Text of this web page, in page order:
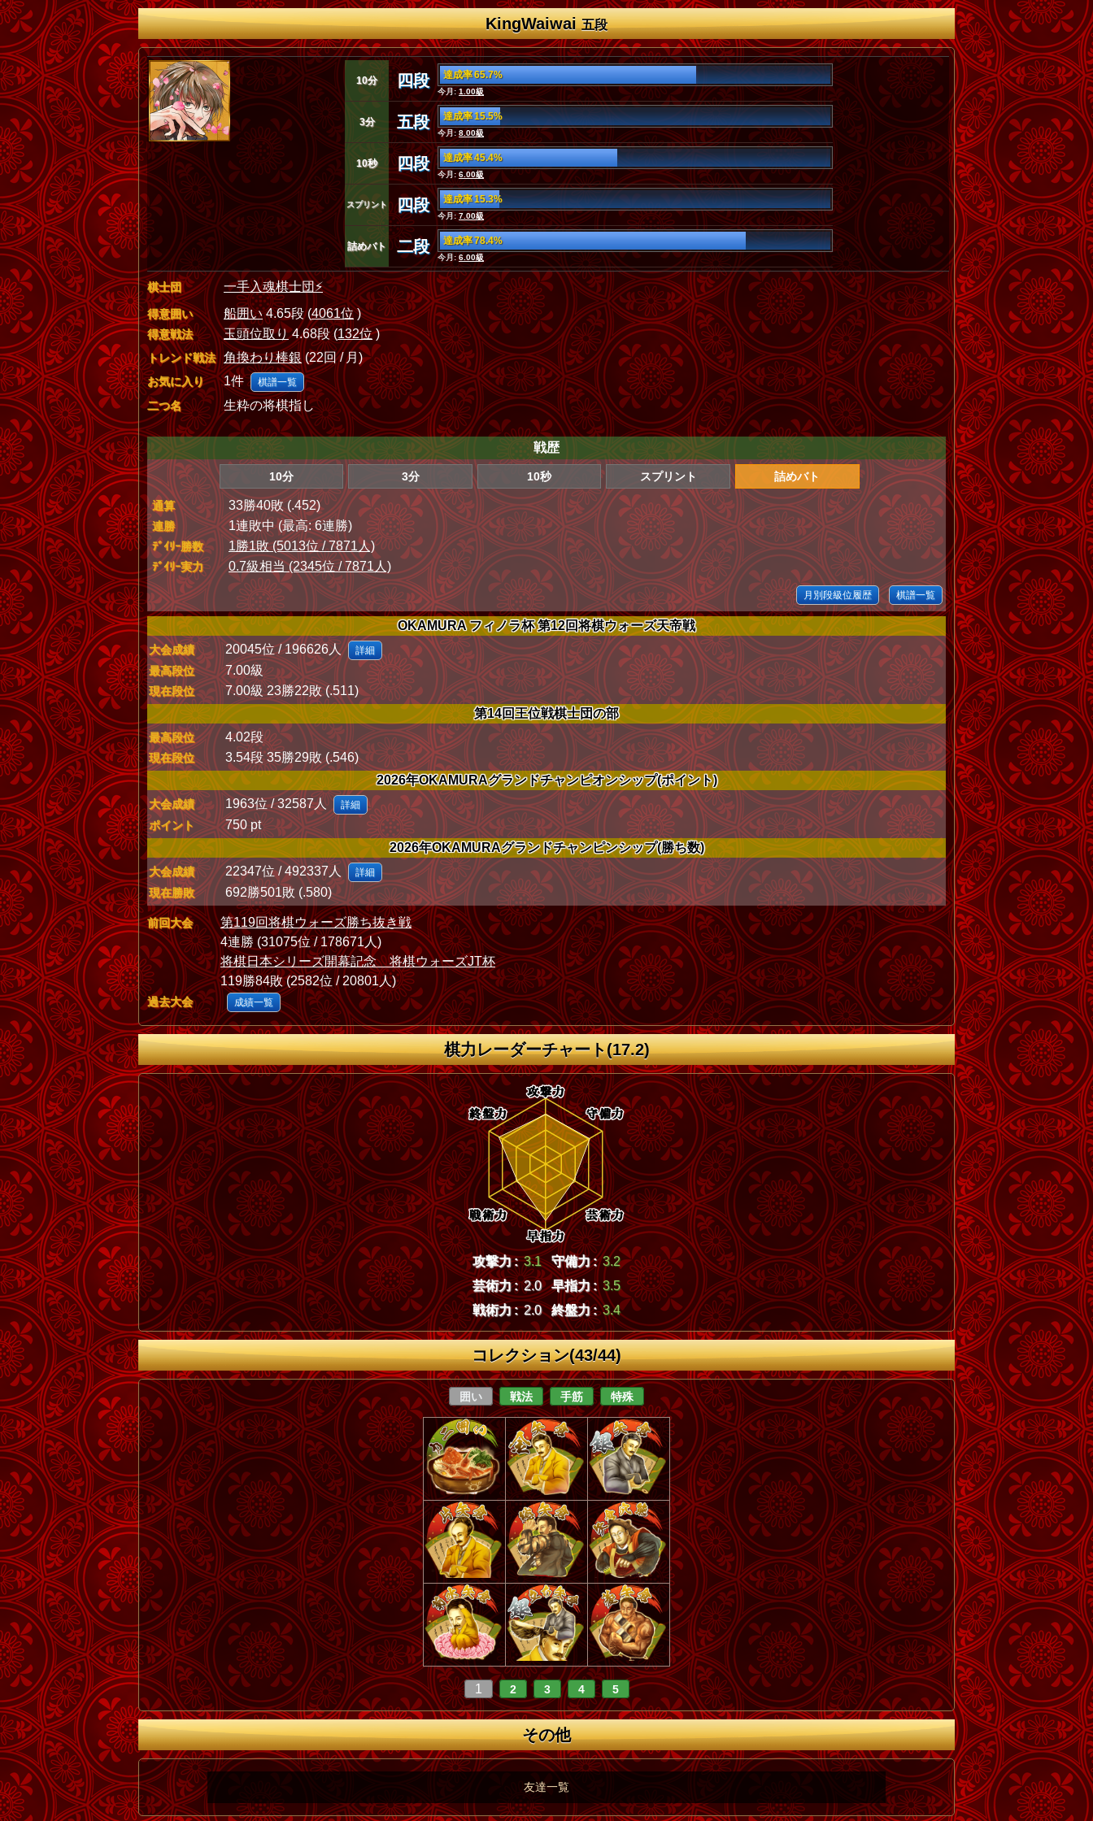
KingWaiwai五段
10分 四段 達成率 65.7%
今月:1.00級
3分 五段 達成率 15.5%
今月: 8.00級
10秒 四段 達成率 45.4%
今月:6.00級
スプリント 四段 達成率 15.3%
今月:7.00級
詰めバト 二段 達成率 78.4%
今月:6.00級
棋士団 一手入魂棋士団⚡️
得意囲い 船囲い4.65段 (4061位)
得意戦法 玉頭位取り4.68段 (132位)
トレンド戦法 角換わり棒銀 (22回 / 月)
お気に入り 1件 棋譜一覧
二つ名 生粋の将棋指し
戦歴
10分 3分 10秒 スプリント 詰めバト
通算 33勝40敗 (.452)
連勝 1連敗中 (最高: 6連勝)
ﾃﾞｲﾘｰ勝数 1勝1敗 (5013位 / 7871人)
ﾃﾞｲﾘｰ実力 0.7級相当 (2345位 / 7871人)
月別段級位履歴 棋譜一覧
OKAMURA フィノラ杯 第12回将棋ウォーズ天帝戦
大会成績 20045位 / 196626人 詳細
最高段位 7.00級
現在段位
7.00級 23勝22敗 (.511)
第14回王位戦棋士団の部
最高段位 4.02段
現在段位
3.54段 35勝29敗 (.546)
2026年OKAMURAグランドチャンピオンシップ(ポイント)
大会成績 1963位 / 32587人 詳細
ポイント
750 pt
2026年OKAMURAグランドチャンピンシップ(勝ち数)
大会成績 22347位 / 492337人 詳細
現在勝敗 692勝501敗 (.580)
前回大会
第119回将棋ウォーズ勝ち抜き戦
4連勝 (31075位 / 178671人)
将棋日本シリーズ開幕記念 将棋ウォーズJT杯
119勝84敗 (2582位 / 20801人)
過去大会 成績一覧
棋力レーダーチャート(17.2)
攻撃力 : 3.1 守備力 : 3.2
芸術力 : 2.0 早指力 : 3.5
戦術力 : 2.0 終盤力 : 3.4
コレクション(43/44)
囲い 戦法 手筋 特殊
1 2 3 4 5
その他
友達一覧